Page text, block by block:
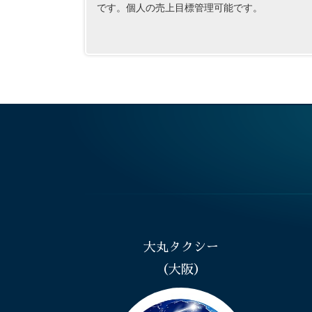
です。個人の売上目標管理可能です。
大丸タクシー
（大阪）